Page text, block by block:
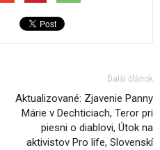
Ďalší článok
Aktualizované: Zjavenie Panny
Márie v Dechticiach, Teror pri
piesni o diablovi, Útok na
aktivistov Pro life, Slovenskí